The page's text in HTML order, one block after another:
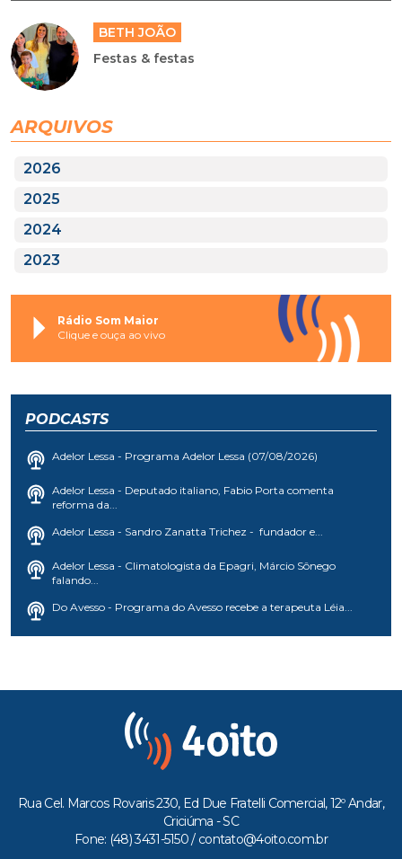
BETH JOÃO
Festas & festas
ARQUIVOS
2026
2025
2024
2023
Rádio Som Maior
Clique e ouça ao vivo
PODCASTS
Adelor Lessa - Programa Adelor Lessa (07/08/2026)
Adelor Lessa - Deputado italiano, Fabio Porta comenta
reforma da...
Adelor Lessa - Sandro Zanatta Trichez - fundador e...
Adelor Lessa - Climatologista da Epagri, Márcio Sônego
falando...
Do Avesso - Programa do Avesso recebe a terapeuta Léia...
Rua Cel. Marcos Rovaris 230, Ed Due Fratelli Comercial, 12º Andar,
Criciúma - SC
Fone: (48) 3431-5150 / contato@4oito.com.br